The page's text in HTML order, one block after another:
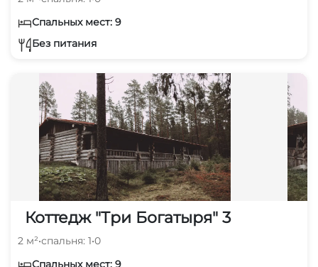
Спальных мест: 9
Без питания
Коттедж "Три Богатыря" 3
2 м²•спальня: 1•0
Спальных мест: 9